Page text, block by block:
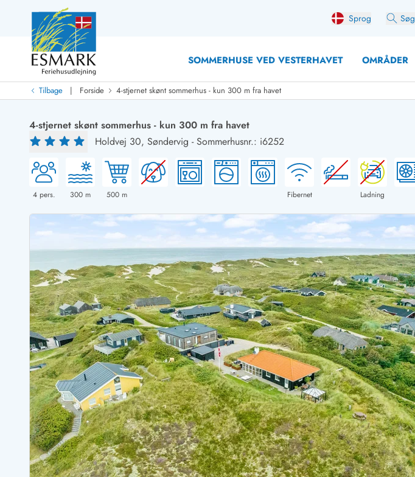
Sprog Søg
SOMMERHUSE VED VESTERHAVET OMRÅDER
Last Minute
Last minute
Nyheder
Nyheder hos Esmark Med swimmingpoolSommerhuse med hund
Nyrenoverede sommerhuse
Sommerhuse med slutrengøring inklusive
Sommerhuse tæt ved vandet
Nybyggede sommerhuse
Sommerhuse med sauna
Røgfrie/ikke-ryger sommerhuse
Sommerhuse med udsigt
Sommerhuse med spa
Sommerhuse med fredagsskift
Sommerhuse med plads til fangsten
Sommerhuse med søndagsskift
Sommerhuse med aktivitetsrum
Sommerhuse med ladestation (elbil)
Luksussommerhuse
Sommerhuse med ydersæsonrabat
Sommerhuse for 2 personer
Sommerhuse for 4 Personer
Sommerhuse for 6 Personer
Sommerhuse for 8 Personer
Sommerhuse for 10 personer
Sommerhuse i BjerregårdSommerhuse i BlåvandSommerhuse i Hvide SandeSommerhuse i Søndervig
Sommerhuse i Årgab
Sommerhuse i Arrild
Sommerhuse i Bjerregård
Sommerhuse i Blåvand
Sommerhuse i Bork Havn
Sommerhuse i Fjand
Sommerhuse på Fanø
Sommerhuse i Grærup Strand
Sommerhuse i Haurvig
Sommerhuse i Henne Strand
Sommerhuse i Ho
Sommerhuse i Houstrup
Sommerhuse i Houvig
Sommerhus på Holmsland Klit
Sommerhuse på Holmsland
Sommerhuse i Hvide Sande
Sommerhuse i Jegum
Sommerhuse i Klegod
Tilbage | Forside 4-stjernet skønt sommerhus - kun 300 m fra havet
4-stjernet skønt sommerhus - kun 300 m fra havet
Holdvej 30, Søndervig -Sommerhusnr.: i6252
4pers. 300 m 500 m Fibernet Ladning